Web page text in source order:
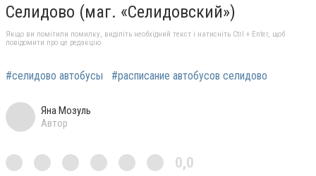
Селидово (маг. «Селидовский»)
Якщо ви помітили помилку, виділіть необхідний текст і натисніть Ctrl + Enter, щоб
повідомити про це редакцію
#селидово автобусы #расписание автобусов селидово
Яна Мозуль
Автор
0,0